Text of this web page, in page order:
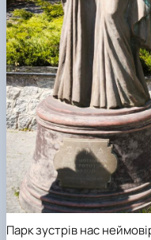
Парк зустрів нас